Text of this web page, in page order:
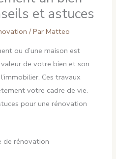
et astuces
/ ParMatteo
ou d’une maison est
de votre bien et son
Ces travaux
votre cadre de vie.
pour une rénovation
de rénovation